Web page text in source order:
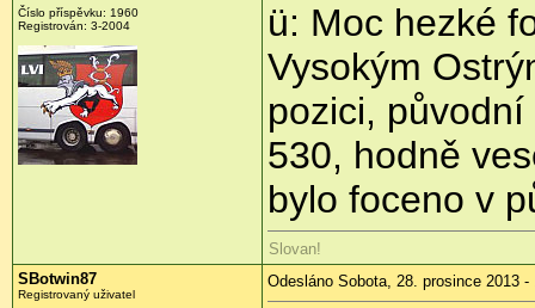
Číslo příspěvku: 1960
Registrován: 3-2004
ü: Moc hezké
Vysokým
pozici,
530, hodně
bylo foceno v
Slovan!
SBotwin87
Registrovaný uživatel
Odesláno Sobota, 28. prosince 2013 -